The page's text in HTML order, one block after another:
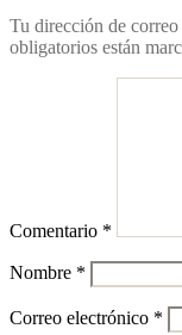
Tu dirección de
obligatorios están
Comentario *
Nombre *
Correo electrónico *